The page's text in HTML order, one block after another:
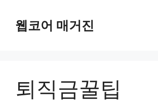
웹코어 매거진
퇴직금꿀팁